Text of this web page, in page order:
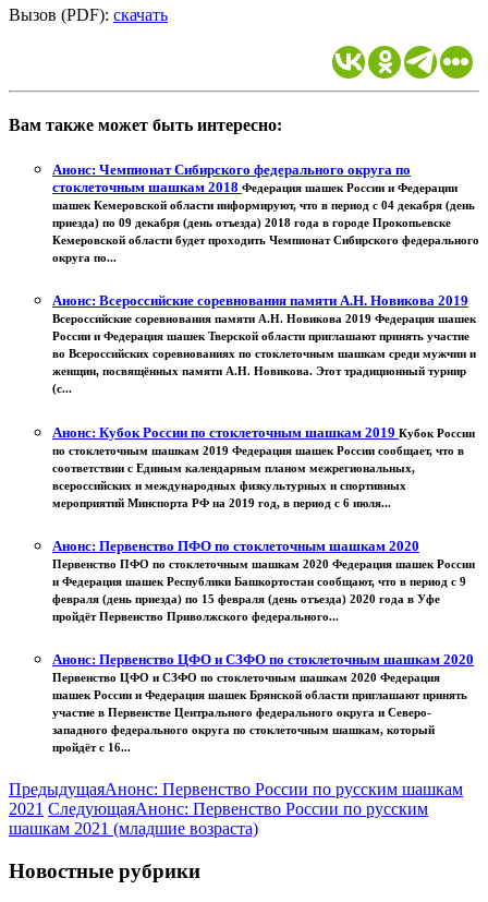
Вызов (PDF): скачать
Вам также может быть интересно:
Анонс: Чемпионат Сибирского федерального округа по
стоклеточным шашкам 2018 Федерация шашек России и Федерации
шашек Кемеровской области информируют, что в период с 04 декабря (день
приезда) по 09 декабря (день отъезда) 2018 года в городе Прокопьевске
Кемеровской области будет проходить Чемпионат Сибирского федерального
округа по...
Анонс: Всероссийские соревнования памяти А.Н. Новикова 2019
Всероссийские соревнования памяти А.Н. Новикова 2019 Федерация шашек
России и Федерация шашек Тверской области приглашают принять участие
во Всероссийских соревнованиях по стоклеточным шашкам среди мужчин и
женщин, посвящённых памяти А.Н. Новикова. Этот традиционный турнир
(с...
Анонс: Кубок России по стоклеточным шашкам 2019 Кубок России
по стоклеточным шашкам 2019 Федерация шашек России сообщает, что в
соответствии с Единым календарным планом межрегиональных,
всероссийских и международных физкультурных и спортивных
мероприятий Минспорта РФ на 2019 год, в период с 6 июля...
Анонс: Первенство ПФО по стоклеточным шашкам 2020
Первенство ПФО по стоклеточным шашкам 2020 Федерация шашек России
и Федерация шашек Республики Башкортостан сообщают, что в период с 9
февраля (день приезда) по 15 февраля (день отъезда) 2020 года в Уфе
пройдёт Первенство Приволжского федерального...
Анонс: Первенство ЦФО и СЗФО по стоклеточным шашкам 2020
Первенство ЦФО и СЗФО по стоклеточным шашкам 2020 Федерация
шашек России и Федерация шашек Брянской области приглашают принять
участие в Первенстве Центрального федерального округа и Северо-
западного федерального округа по стоклеточным шашкам, который
пройдёт с 16...
ПредыдущаяАнонс: Первенство России по русским шашкам
2021 СледующаяАнонс: Первенство России по русским
шашкам 2021 (младшие возраста)
Новостные рубрики